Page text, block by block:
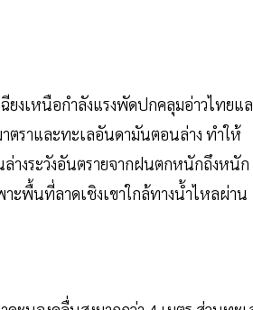
ยงเหนือกำลังแรงพัดปกคลุมอ่าวไทยแ
ตราและทะเลอันดามันตอนล่าง ทำให้
งระวังอันตรายจากฝนตกหนักถึงหนัก
พื้นที่ลาดเชิงเขาใกล้ทางน้ำไหลผ่าน